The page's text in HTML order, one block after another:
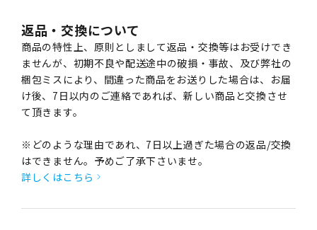
返品・交換について
商品の特性上、原則としまして返品・交換等はお受けでき
ませんが、初期不良や配送途中の破損・事故、及び弊社の
梱包ミスにより、間違った商品をお送りした場合は、お届
け後、7日以内のご連絡であれば、新しい商品と交換させ
て頂きます。
※どのような理由であれ、7日以上過ぎた場合の返品/交換
はできません。予めご了承下さいませ。
詳しくはこちら